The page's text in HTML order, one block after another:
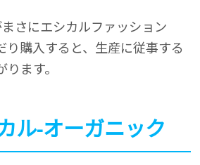
さにエシカルファッション
り購入すると、生産に従事する
ます。
ル-オーガニック